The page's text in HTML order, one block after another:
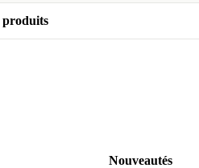
produits
Nouveautés